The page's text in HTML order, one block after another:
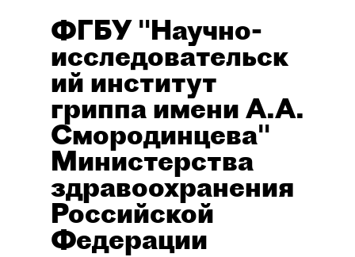
ФГБУ "Научно-
исследовательск
ий институт
гриппа имени А.А.
Смородинцева"
Министерства
здравоохранения
Российской
Федерации